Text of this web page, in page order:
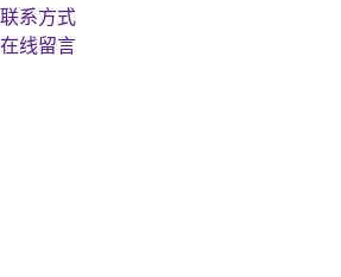
联系方式
在线留言